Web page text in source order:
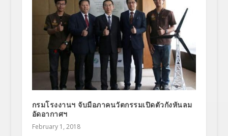
กรมโรงงานฯ จับมือภาคนวัตกรรมเปิดตัวกังหันลม
อัดอากาศฯ
February 1, 2018